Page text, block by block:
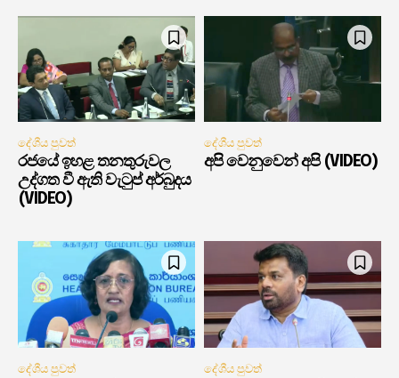
දේශීය පුවත්
රජයේ ඉහළ තනතුරුවල
උද්ගත වී ඇති වැටුප් අර්බුදය
(VIDEO)
දේශීය පුවත්
අපි වෙනුවෙන් අපි (VIDEO)
දේශීය පුවත් දේශීය පුවත්